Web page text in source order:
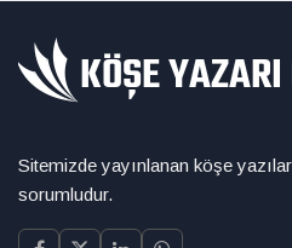
Sitemizde yayınlanan köşe
sorumludur.